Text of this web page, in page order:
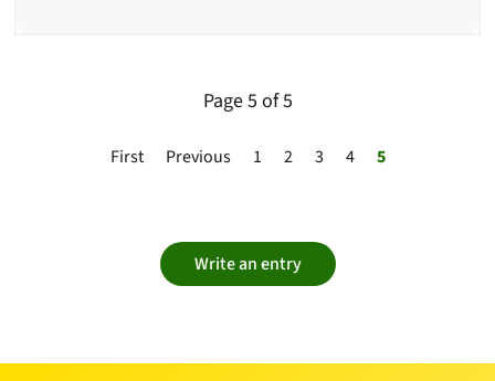
Page 5 of 5
First Previous 1 2 3 4 5
Write an entry